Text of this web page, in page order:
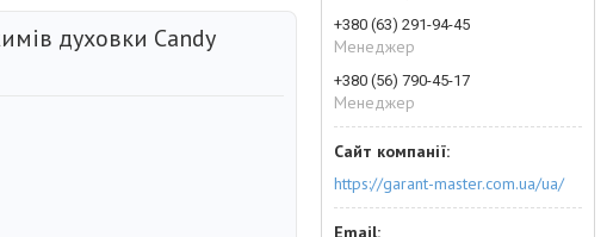
духовки Candy
+380 (63) 291-94-45
Менеджер
+380 (56) 790-45-17
Менеджер
https://garant-master.com.ua/ua/